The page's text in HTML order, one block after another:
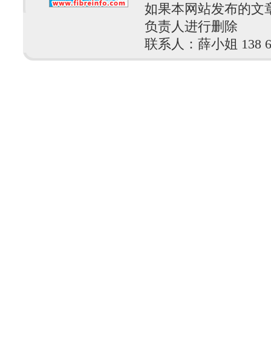
如果本网站发布的文
负责人进行删除
联系人：薛小姐 138